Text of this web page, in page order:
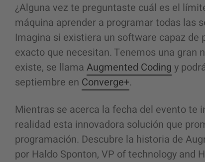
¿Alguna vez te preguntaste cuál es el
máquina aprender a programar todas las
Imagina si existiera un software capaz
exacto que necesitan. Tenemos una gran
existe, se llama Augmented Coding y
septiembre en Converge+.
Mientras se acerca la fecha del evento te
realidad esta innovadora solución que
programación. Descubre la historia de
por Haldo Sponton, VP of technology and